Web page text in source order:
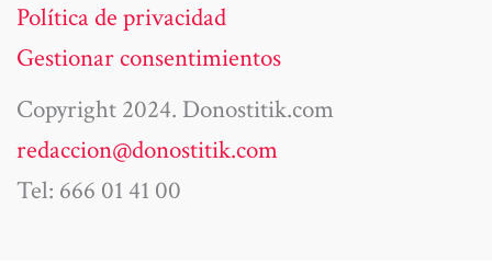
Política de privacidad
Gestionar consentimientos
Copyright 2024. Donostitik.com
redaccion@donostitik.com
Tel: 666 01 41 00